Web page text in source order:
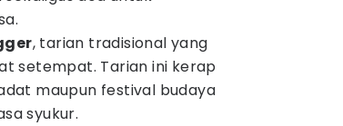
, tarian tradisional yang
setempat. Tarian ini kerap
maupun festival budaya
syukur.